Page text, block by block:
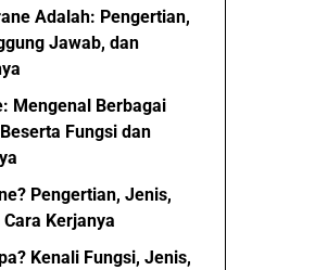
Adalah: Pengertian,
Jawab, dan
Mengenal Berbagai
Fungsi dan
Pengertian, Jenis,
Kerjanya
Kenali Fungsi, Jenis,